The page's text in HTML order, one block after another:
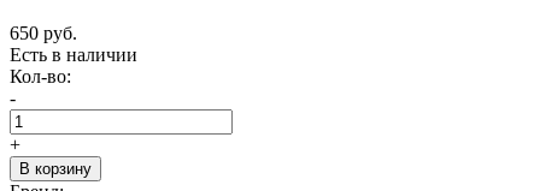
650 руб.
Есть в наличии
Кол-во:
-
+
В корзину